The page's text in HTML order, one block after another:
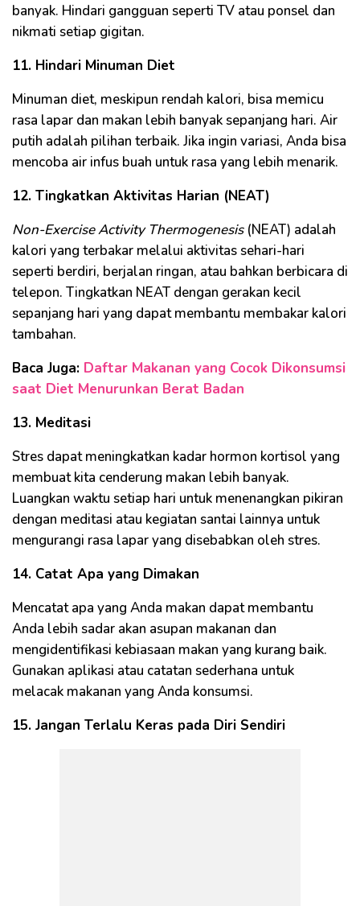
banyak. Hindari gangguan seperti TV atau ponsel dan
nikmati setiap gigitan.
11. Hindari Minuman Diet
Minuman diet, meskipun rendah kalori, bisa memicu
rasa lapar dan makan lebih banyak sepanjang hari. Air
putih adalah pilihan terbaik. Jika ingin variasi, Anda bisa
mencoba air infus buah untuk rasa yang lebih menarik.
12. Tingkatkan Aktivitas Harian (NEAT)
Non-Exercise Activity Thermogenesis(NEAT) adalah
kalori yang terbakar melalui aktivitas sehari-hari
seperti berdiri, berjalan ringan, atau bahkan berbicara di
telepon. Tingkatkan NEAT dengan gerakan kecil
sepanjang hari yang dapat membantu membakar kalori
tambahan.
Baca Juga: Daftar Makanan yang Cocok Dikonsumsi
saat Diet Menurunkan Berat Badan
13. Meditasi
Stres dapat meningkatkan kadar hormon kortisol yang
membuat kita cenderung makan lebih banyak.
Luangkan waktu setiap hari untuk menenangkan pikiran
dengan meditasi atau kegiatan santai lainnya untuk
mengurangi rasa lapar yang disebabkan oleh stres.
14. Catat Apa yang Dimakan
Mencatat apa yang Anda makan dapat membantu
Anda lebih sadar akan asupan makanan dan
mengidentifikasi kebiasaan makan yang kurang baik.
Gunakan aplikasi atau catatan sederhana untuk
melacak makanan yang Anda konsumsi.
15. Jangan Terlalu Keras pada Diri Sendiri